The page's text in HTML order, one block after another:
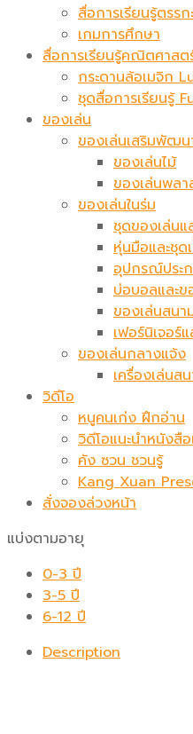
สื่อการเรียนรู้ตรรก
เกมการศึกษา
สื่อการเรียนรู้คณิตศาสต
กระดานล้อเมจิก​
ชุดสื่อการเรียนรู้
ของเล่น
ของเล่นเสริมพัฒน
ของเล่นไม้
ของเล่นพล
ของเล่นในร่ม
ชุดของเล่น
หุ่นมือและชุด
อุปกรณ์ประ
บ่อบอลและ
ของเล่นสนา
เฟอร์นิเจอร์
ของเล่นกลางแจ้ง
เครื่องเล่นส
วิดีโอ
หนูคนเก่ง ฝึกอ่าน
วิดีโอแนะนำหนังสื
คัง ซวน ชวนรู้
Kang Xuan
สั่งจองล่วงหน้า
แบ่งตามอายุ
0-3 ปี
3-5 ปี
6-12 ปี
Description